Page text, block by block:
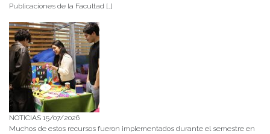
Publicaciones de la Facultad […]
NOTICIAS 15/07/2026
Muchos de estos recursos fueron implementados durante el semestre en